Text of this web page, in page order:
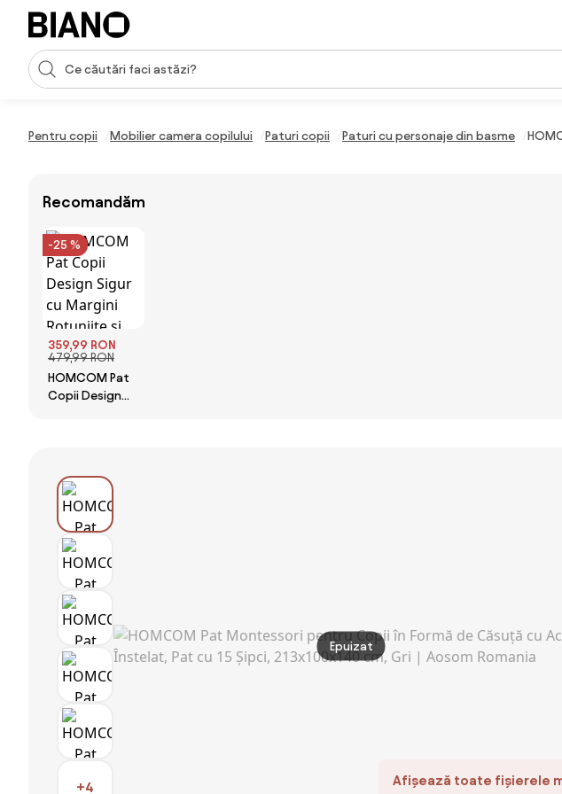
Sari peste navigare, accesează conținutul
Introducerea căutării
Pentru copii Mobilier camera copilului Paturi copii Paturi cu personaje din basme
Recomandăm
-25 %
359,99 RON
479,99 RON
HOMCOM Pat
Copii Design
143x73x60cm |
Aosom Romania
+4 Afișează toate fișierele
Epuizat